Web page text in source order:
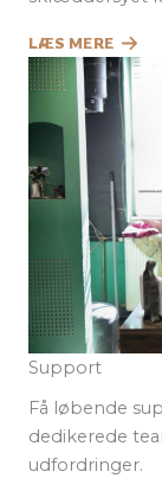
LÆS MERE
Support
Få løbende
dedikerede
udfordringer.